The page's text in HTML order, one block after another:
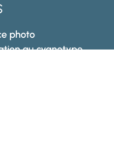
photo
au cyanotype